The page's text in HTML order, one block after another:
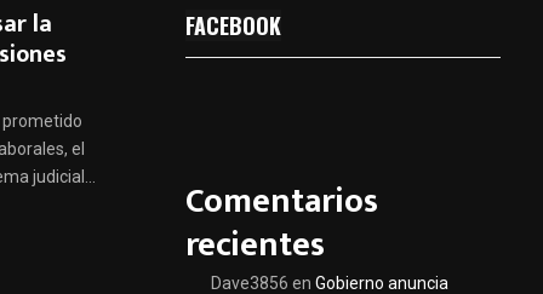
la
prometido
el
judicial...
FACEBOOK
Comentarios
recientes
Dave3856 en Gobierno anuncia